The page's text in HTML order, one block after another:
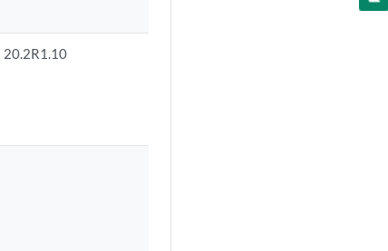
20.2R1.10